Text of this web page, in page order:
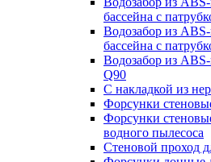
бассейна с
Водозабор из
бассейна с
Водозабор из
Q90
С накладкой из
Форсунки
Форсунки
водного пылесоса
Стеновой проход